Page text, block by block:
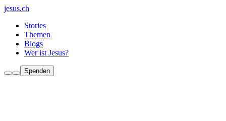
jesus.ch
Stories
Themen
Blogs
Wer ist Jesus?
Spenden